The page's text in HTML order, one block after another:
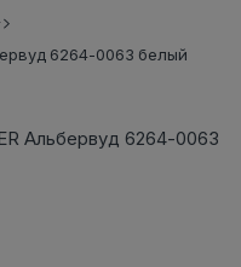
6264-0063 белый